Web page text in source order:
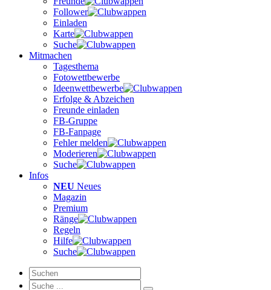
Follower
Einladen
Karte
Suche
Mitmachen
Tagesthema
Fotowettbewerbe
Ideenwettbewerbe
Erfolge & Abzeichen
Freunde einladen
FB-Gruppe
FB-Fanpage
Fehler melden
Moderieren
Suche
Infos
NEU Neues
Magazin
Premium
Ränge
Regeln
Hilfe
Suche